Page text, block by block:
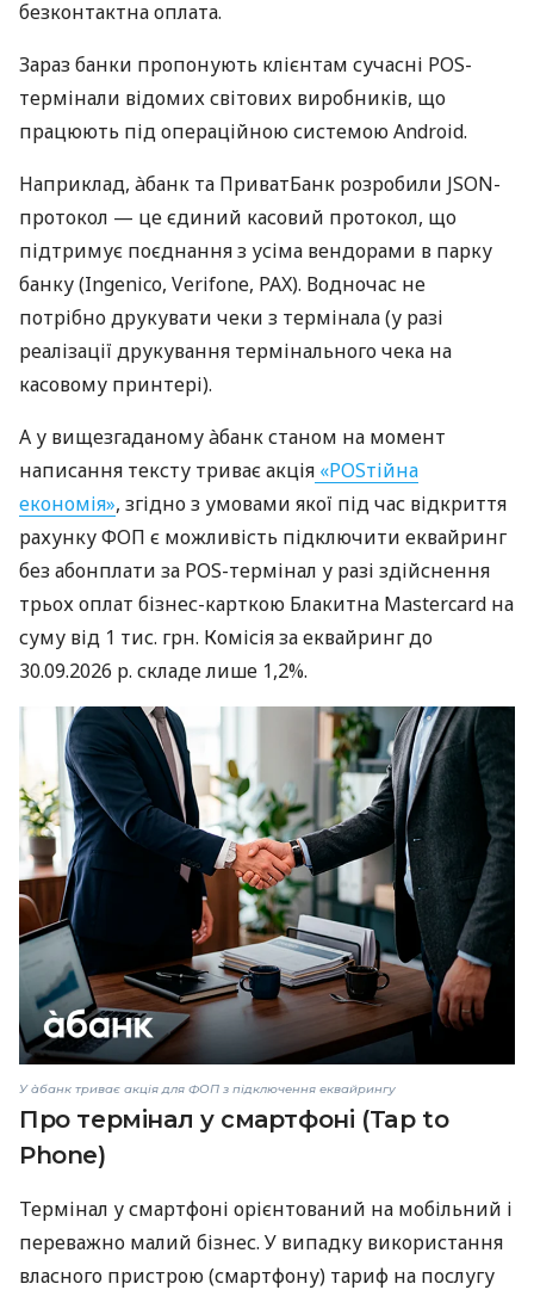
безконтактна оплата.
Зараз банки пропонують клієнтам сучасні POS-
термінали відомих світових виробників, що
працюють під операційною системою Android.
Наприклад, àбанк та ПриватБанк розробили JSON-
протокол — це єдиний касовий протокол, що
підтримує поєднання з усіма вендорами в парку
банку (Ingenico, Verifone, PAX). Водночас не
потрібно друкувати чеки з термінала (у разі
реалізації друкування термінального чека на
касовому принтері).
А у вищезгаданому àбанк станом на момент
написання тексту триває акція «POSтійна
економія», згідно з умовами якої під час відкриття
рахунку ФОП є можливість підключити еквайринг
без абонплати за POS-термінал у разі здійснення
трьох оплат бізнес-карткою Блакитна Mastercard на
суму від 1 тис. грн. Комісія за еквайринг до
30.09.2026 р. складе лише 1,2%.
У àбанк триває акція для ФОП з підключення еквайрингу
Про термінал у смартфоні (Tap to
Phone)
Термінал у смартфоні орієнтований на мобільний і
переважно малий бізнес. У випадку використання
власного пристрою (смартфону) тариф на послугу